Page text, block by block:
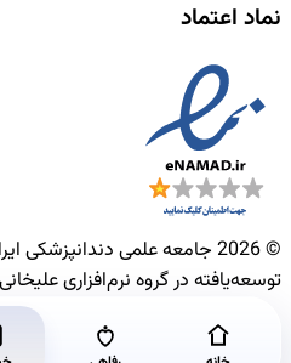
نماد اعتماد
© 2026 جامعه علمی دندانپزشکی ایران
توسعه‌یافته در گروه نرم‌افزاری